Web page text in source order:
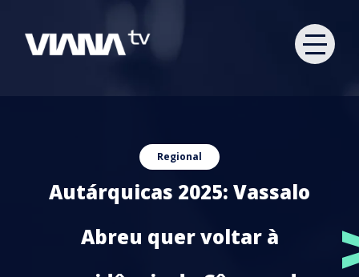
Regional
Autárquicas 2025: Vassalo
Abreu quer voltar à